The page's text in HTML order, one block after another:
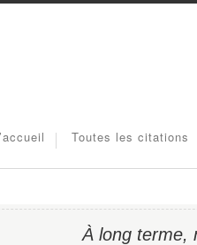
Toutes les citations
À long terme,